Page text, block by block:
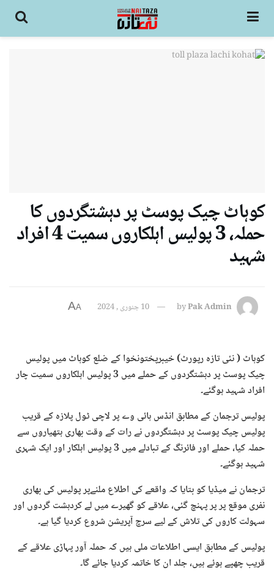
کوہاٹ چیک پوسٹ پر دہشتگردوں کا
حملہ، 3 پولیس اہلکاروں سمیت 4 افراد
شہید
byPak Admin 10 جنوری , 2024 A
A
کوہاٹ ( نئی تازہ رپورٹ)‌ خیبرپختونخوا کے ضلع کوہاٹ میں پولیس
چیک پوسٹ پر دہشتگردوں کے حملے میں 3 پولیس اہلکاروں سمیت چار
افراد شہید ہوگئے۔
پولیس ترجمان کے مطابق انڈس ہائی وے پر لاچی ٹول پلازہ کے قریب
پولیس چیک پوسٹ پر دہشتگردوں نے رات کے وقت بھاری ہتھیاروں سے
حملہ کیا، حملے اور فائرنگ کے تبادلے میں 3 پولیس اہلکار اور ایک شہری
شہید ہوگئے۔
ترجمان نے میڈیا کو بتایا کہ واقعے کی اطلاع ملنےپر پولیس کی بھاری
نفری موقع پر پر پہنچ گئی، علاقے کو گھیرے میں لے کردہشت گردوں اور
سہولت کاروں کی تلاش کے لیے سرچ آپریشن شروع کردیا گیا ہے۔
پولیس کے مطابق ایسی اطلاعات ملی ہیں کہ حملہ آور پہاڑی علاقے کے
قریب چھپے ہوئے ہیں، جلد ان کا خاتمہ کردیا جائے گا۔